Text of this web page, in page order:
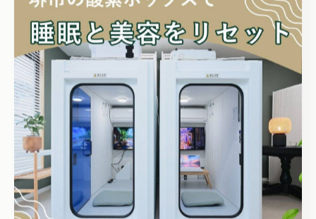
リカバリー
ダイエット
スポーツリカバリー
スポーツコンディショニング
むくみ
最近の投稿
Recent
Posts